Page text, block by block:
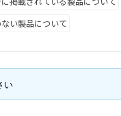
い製品について